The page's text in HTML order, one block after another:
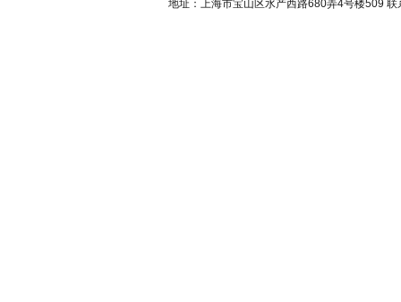
地址：上海市宝山区水产西路680弄4号楼509